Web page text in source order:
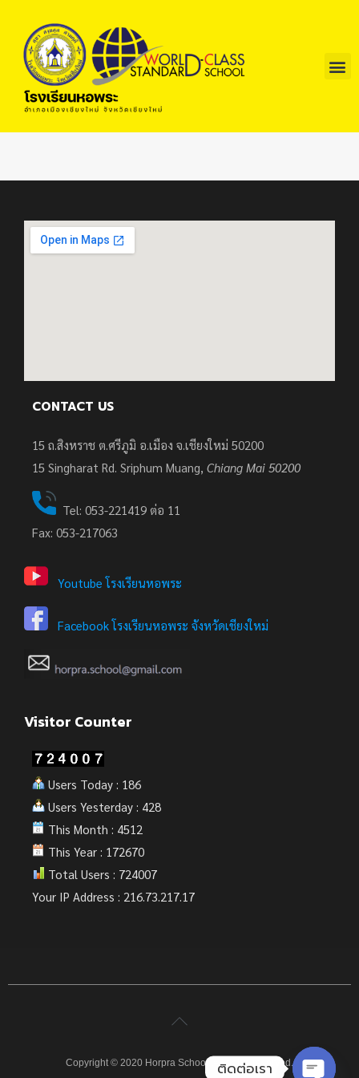
CONTACT US
15 ถ.สิงหราช ต.ศรีภูมิ อ.เมือง จ.เชียงใหม่ 50200
15 Singharat Rd. Sriphum Muang, Chiang Mai 50200
Tel: 053-221419 ต่อ 11
Fax: 053-217063
Youtube โรงเรียนหอพระ
Facebook โรงเรียนหอพระ จังหวัดเชียงใหม่
Visitor Counter
Users Today : 186
Users Yesterday : 428
This Month : 4512
This Year : 172670
Total Users : 724007
Your IP Address : 216.73.217.17
Copyright © 2020 Horpra School. All rights reserved.
ติดต่อเรา